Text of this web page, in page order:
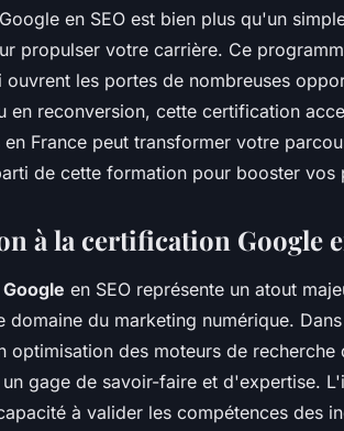
avec la
SEO
en SEO est bien plus qu'un
propulser votre carrière. Ce
ouvrent les portes de nombreuses
en reconversion, cette certification
France peut transformer votre
de cette formation pour booster vos
à la certification Google
en SEO représente un atout
domaine du marketing numérique.
optimisation des moteurs de recherche
gage de savoir-faire et d'expertise.
à valider les compétences des